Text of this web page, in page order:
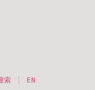
索 EN